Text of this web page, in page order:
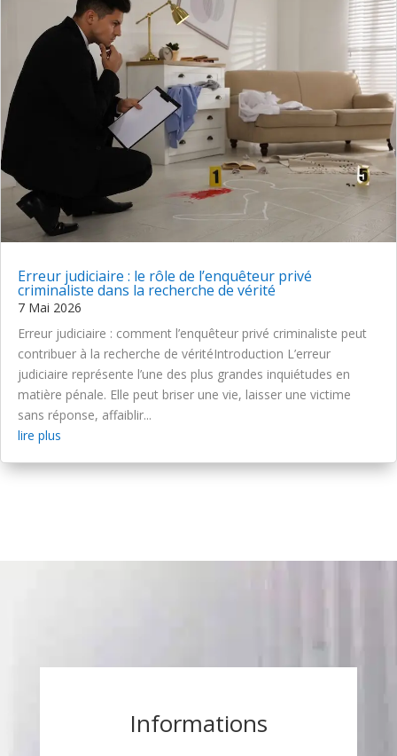
Erreur judiciaire : le rôle de l’enquêteur privé
criminaliste dans la recherche de vérité
7 Mai 2026
Erreur judiciaire : comment l’enquêteur privé criminaliste peut
contribuer à la recherche de véritéIntroduction L’erreur
judiciaire représente l’une des plus grandes inquiétudes en
matière pénale. Elle peut briser une vie, laisser une victime
sans réponse, affaiblir...
lire plus
Informations